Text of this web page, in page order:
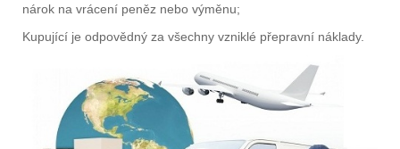
nárok na vrácení peněz nebo výměnu;
Kupující je odpovědný za všechny vzniklé přepravní náklady.